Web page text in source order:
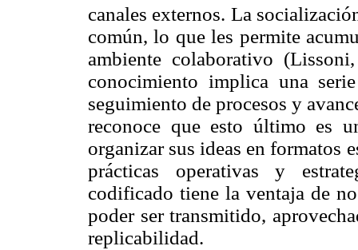
canales externos. La
común, lo que les permite
ambiente colaborativo
conocimiento implica una
seguimiento de procesos y
reconoce que esto último es
organizar sus ideas en formatos
prácticas operativas y
codificado tiene la ventaja de
poder ser transmitido,
replicabilidad.